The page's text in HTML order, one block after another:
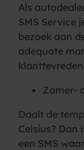
Als
SMS Service
bezoek aan
adequate
Zomer-
Daalt de
Celsius?
een SMS